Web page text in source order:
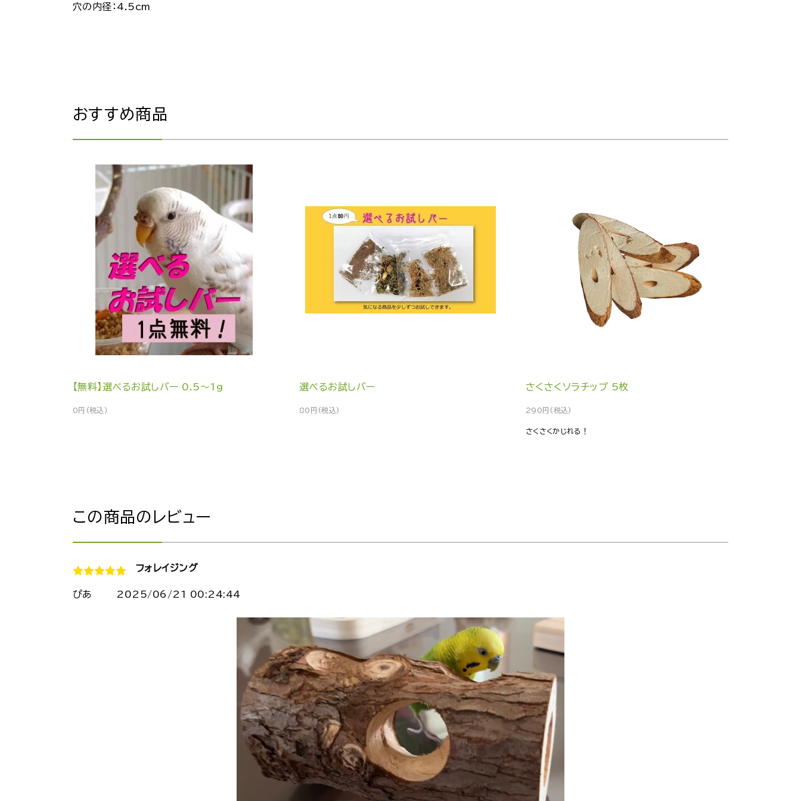
穴の内径：4.5cm
おすすめ商品
【無料】選べるお試しバー 0.5～1g
0円(税込)
選べるお試しバー
80円(税込)
さくさくソラチップ 5枚
290円(税込)
さくさくかじれる！
この商品のレビュー
フォレイジング
ぴあ 2025/06/21 00:24:44